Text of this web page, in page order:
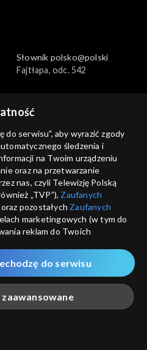
Słownik polsko@polski
Fajtłapa, odc. 542
Słownik polsko@polski
Kacik, kącik, odc. 540
Słownik polsko@polski
Guru, odc. 538
do serwisu", aby wyrazić zgody
śledzenia i
na Twoim urządzeniu
oraz na przetwarzanie
nas, czyli Telewizję Polską
„TVP”), Zaufanych
oraz pozostałych Zaufanych
marketingowych (w tym do
reklam do Twoich
zgody na udostępnianie
do Google.
podczas odwiedzania przez
serwisówzwanych dalej
za pomocą
do serwisu